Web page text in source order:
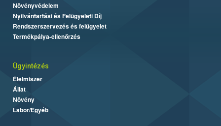
Növényvédelem
Nyilvántartási és Felügyeleti Díj
Rendszerszervezés és felügyelet
Termékpálya-ellenőrzés
Ügyintézés
Élelmiszer
Állat
Növény
Labor/Egyéb